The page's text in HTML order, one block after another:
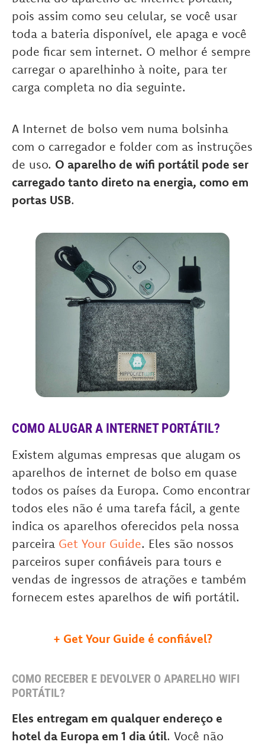
pois assim como seu celular, se você usar
toda a bateria disponível, ele apaga e você
pode ficar sem internet. O melhor é sempre
carregar o aparelhinho à noite, para ter
carga completa no dia seguinte.
A Internet de bolso vem numa bolsinha
com o carregador e folder com as instruções
de uso. O aparelho de wifi portátil pode ser
carregado tanto direto na energia, como em
portas USB.
COMO ALUGAR A INTERNET PORTÁTIL?
Existem algumas empresas que alugam os
aparelhos de internet de bolso em quase
todos os países da Europa. Como encontrar
todos eles não é uma tarefa fácil, a gente
indica os aparelhos oferecidos pela nossa
parceira Get Your Guide. Eles são nossos
parceiros super confiáveis para tours e
vendas de ingressos de atrações e também
fornecem estes aparelhos de wifi portátil.
+ Get Your Guide é confiável?
COMO RECEBER E DEVOLVER O APARELHO WIFI
PORTÁTIL?
Eles entregam em qualquer endereço e
hotel da Europa em 1 dia útil. Você não